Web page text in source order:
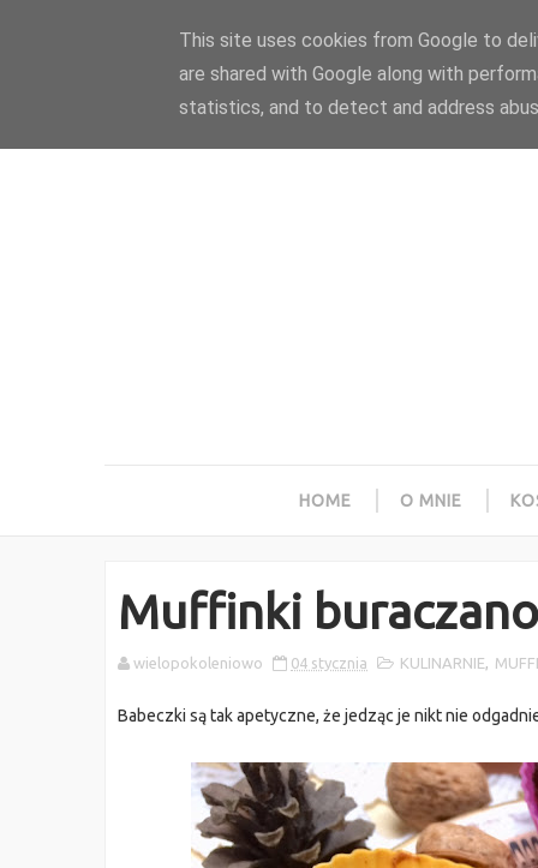
HOME O MNIE
Muffinki
wielopokoleniowo 04 stycznia KULINARNIE,
Babeczki są tak apetyczne, że jedząc je nikt nie
This site uses cookies from Google to
are shared with Google along with
statistics, and to detect and address